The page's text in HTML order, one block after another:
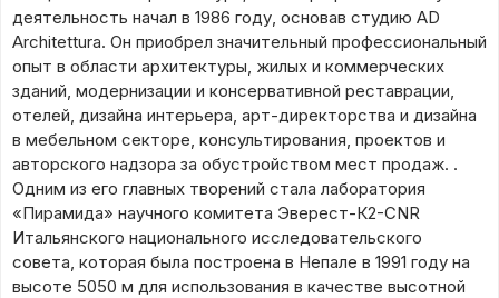
деятельность начал в 1986 году, основав студию AD
Architettura. Он приобрел значительный профессиональный
опыт в области архитектуры, жилых и коммерческих
зданий, модернизации и консервативной реставрации,
отелей, дизайна интерьера, арт-директорства и дизайна
в мебельном секторе, консультирования, проектов и
авторского надзора за обустройством мест продаж. .
Одним из его главных творений стала лаборатория
«Пирамида» научного комитета Эверест-К2-CNR
Итальянского национального исследовательского
совета, которая была построена в Непале в 1991 году на
высоте 5050 м для использования в качестве высотной